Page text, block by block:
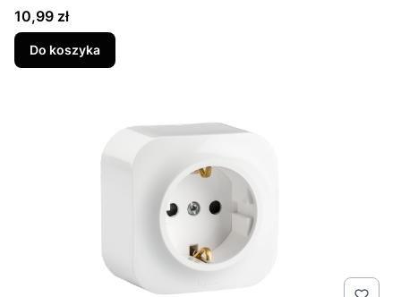
Cena
10,99 zł
Do koszyka